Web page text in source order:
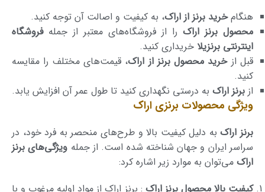
هنگامخرید برنز از اراک، به کیفیت و اصالت آن توجه کنید.
محصول برنز اراکرا از فروشگاه‌های معتبر از جملهفروشگاه
اینترنتی برنزیلا خریداری کنید.
قبل ازخرید محصول برنز از اراک، قیمت‌های مختلف را مقایسه
کنید.
از برنز اراک به درستی نگهداری کنید تا طول عمر آن افزایش یابد.
ویژگی‌ محصولات برنزی اراک
برنز اراکبه دلیل کیفیت بالا و طرح‌های منحصر به فرد خود، در
سراسر ایران و جهان شناخته شده است. از جمله ویژگی‌های برنز
اراک می‌توان به موارد زیر اشاره کرد:
کیفیت بالا محصول برنز اراک : برنز اراک از مواد اولیه مرغوب و با